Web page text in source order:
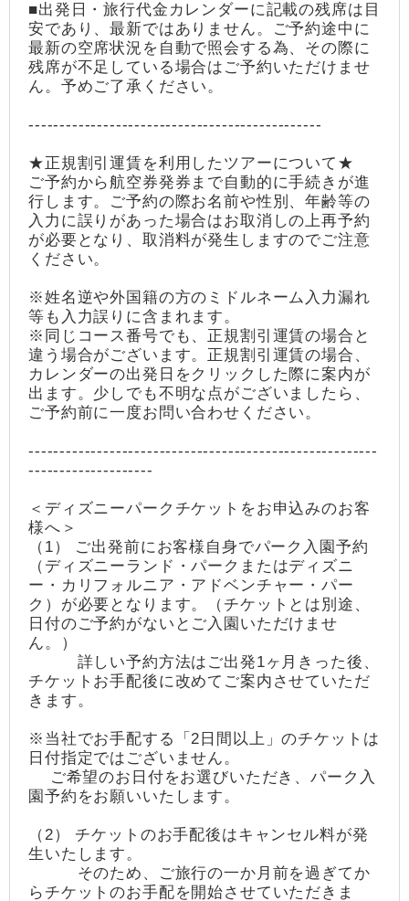
■出発日・旅行代金カレンダーに記載の残席は目
安であり、最新ではありません。ご予約途中に
最新の空席状況を自動で照会する為、その際に
残席が不足している場合はご予約いただけませ
ん。予めご了承ください。
-----------------------------------------------
★正規割引運賃を利用したツアーについて★
ご予約から航空券発券まで自動的に手続きが進
行します。ご予約の際お名前や性別、年齢等の
入力に誤りがあった場合はお取消しの上再予約
が必要となり、取消料が発生しますのでご注意
ください。
※姓名逆や外国籍の方のミドルネーム入力漏れ
等も入力誤りに含まれます。
※同じコース番号でも、正規割引運賃の場合と
違う場合がございます。正規割引運賃の場合、
カレンダーの出発日をクリックした際に案内が
出ます。少しでも不明な点がございましたら、
ご予約前に一度お問い合わせください。
--------------------------------------------------------
--------------------
＜ディズニーパークチケットをお申込みのお客
様へ＞
（1） ご出発前にお客様自身でパーク入園予約
（ディズニーランド・パークまたはディズニ
ー・カリフォルニア・アドベンチャー・パー
ク）が必要となります。（チケットとは別途、
日付のご予約がないとご入園いただけませ
ん。）
詳しい予約方法はご出発1ヶ月きった後、
チケットお手配後に改めてご案内させていただ
きます。
※当社でお手配する「2日間以上」のチケットは
日付指定ではございません。
ご希望のお日付をお選びいただき、パーク入
園予約をお願いいたします。
（2） チケットのお手配後はキャンセル料が発
生いたします。
そのため、ご旅行の一か月前を過ぎてか
らチケットのお手配を開始させていただきま